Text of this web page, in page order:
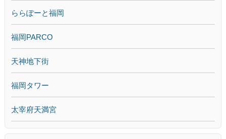
ららぽーと福岡
福岡PARCO
天神地下街
福岡タワー
太宰府天満宮